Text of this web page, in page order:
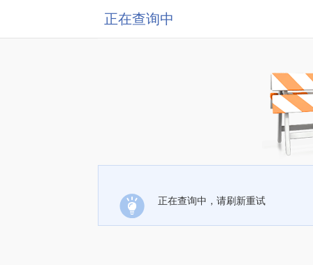
正在查询中
正在查询中，请刷新重试